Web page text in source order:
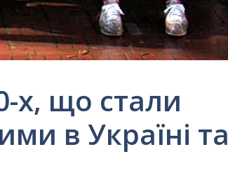
х, що стали
в Україні та